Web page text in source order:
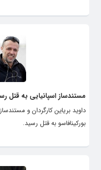
مستندساز اسپانیایی به قتل
داوید بریاین کارگردان و
بورکینافاسو به قتل رسید.